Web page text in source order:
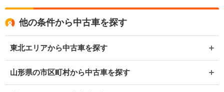
他の条件から中古車を探す
東北エリアから中古車を探す
山形県の市区町村から中古車を探す